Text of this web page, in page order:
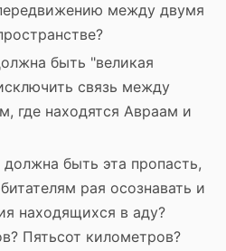
между двумя
быть "великая
связь между
где находятся Авраам и
быть эта пропасть,
рая осознавать и
находящихся в аду?
Пятьсот километров?